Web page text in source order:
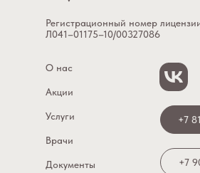
О нас
Акции
Услуги
Врачи
Документы
Регистрационный номер
Л041–01175–10/00327086
+7
+7